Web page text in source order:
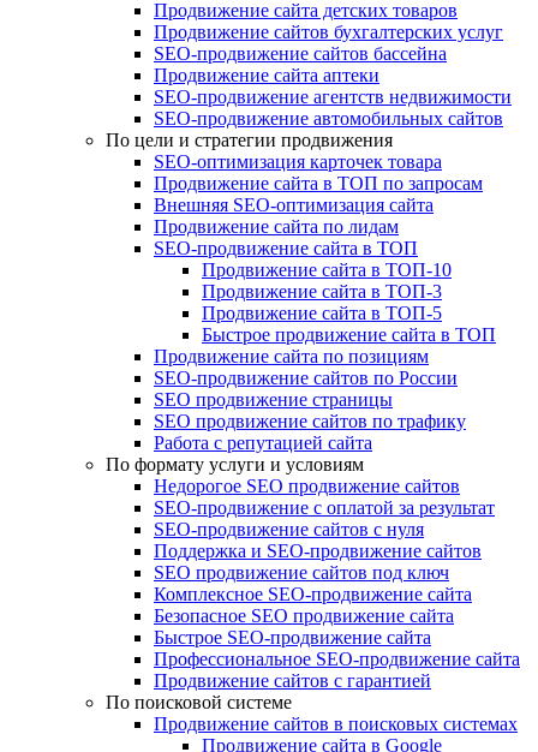
Продвижение сайта детских товаров
Продвижение сайтов бухгалтерских услуг
SEO-продвижение сайтов бассейна
Продвижение сайта аптеки
SEO-продвижение агентств недвижимости
SEO-продвижение автомобильных сайтов
По цели и стратегии продвижения
SEO-оптимизация карточек товара
Продвижение сайта в ТОП по запросам
Внешняя SEO-оптимизация сайта
Продвижение сайта по лидам
SEO-продвижение сайта в ТОП
Продвижение сайта в ТОП-10
Продвижение сайта в ТОП-3
Продвижение сайта в ТОП-5
Быстрое продвижение сайта в ТОП
Продвижение сайта по позициям
SEO-продвижение сайтов по России
SEO продвижение страницы
SEO продвижение сайтов по трафику
Работа с репутацией сайта
По формату услуги и условиям
Недорогое SEO продвижение сайтов
SEO-продвижение с оплатой за результат
SEO-продвижение сайтов с нуля
Поддержка и SEO-продвижение сайтов
SEO продвижение сайтов под ключ
Комплексное SEO-продвижение сайта
Безопасное SEO продвижение сайта
Быстрое SEO-продвижение сайта
Профессиональное SEO-продвижение сайта
Продвижение сайтов с гарантией
По поисковой системе
Продвижение сайтов в поисковых системах
Продвижение сайта в Google